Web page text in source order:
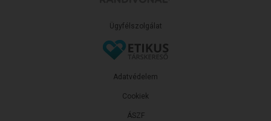
Ügyfélszolgálat
ÁSZF
Adatvédelem
Cookiek